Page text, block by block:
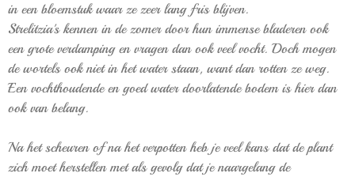
in een bloemstuk waar ze zeer lang fris blijven.
Strelitzia's kennen in de zomer door hun immense bladeren ook
een grote verdamping en vragen dan ook veel vocht. Doch mogen
de wortels ook niet in het water staan, want dan rotten ze weg.
Een vochthoudende en goed water doorlatende bodem is hier dan
ook van belang.
Na het scheuren of na het verpotten heb je veel kans dat de plant
zich moet herstellen met als gevolg dat je naargelang de